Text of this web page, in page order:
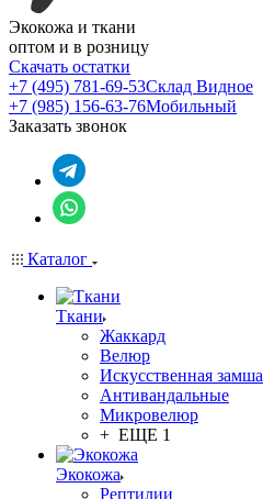
Экокожа и ткани
оптом и в розницу
Скачать остатки
+7 (495) 781-69-53Склад Видное
+7 (985) 156-63-76Мобильный
Заказать звонок
Каталог
Ткани
Жаккард
Велюр
Искусственная замша
Антивандальные
Микровелюр
+ ЕЩЕ 1
Экокожа
Рептилии